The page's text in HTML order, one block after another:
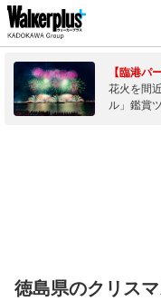
【臨港パ
花火を間
ル」鑑賞
徳島県のクリス